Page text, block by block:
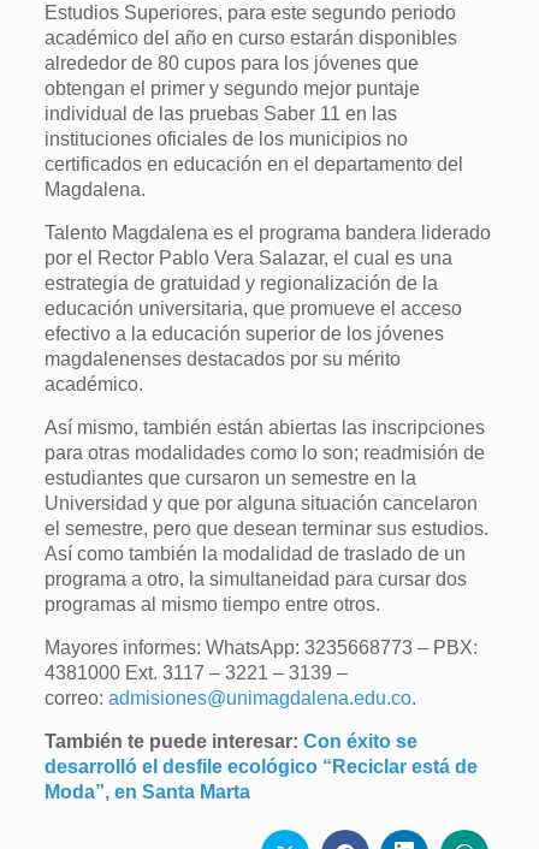
Estudios Superiores, para este segundo periodo
académico del año en curso estarán disponibles
alrededor de 80 cupos para los jóvenes que
obtengan el primer y segundo mejor puntaje
individual de las pruebas Saber 11 en las
instituciones oficiales de los municipios no
certificados en educación en el departamento del
Magdalena.
Talento Magdalena es el programa bandera liderado
por el Rector Pablo Vera Salazar, el cual es una
estrategia de gratuidad y regionalización de la
educación universitaria, que promueve el acceso
efectivo a la educación superior de los jóvenes
magdalenenses destacados por su mérito
académico.
Así mismo, también están abiertas las inscripciones
para otras modalidades como lo son; readmisión de
estudiantes que cursaron un semestre en la
Universidad y que por alguna situación cancelaron
el semestre, pero que desean terminar sus estudios.
Así como también la modalidad de traslado de un
programa a otro, la simultaneidad para cursar dos
programas al mismo tiempo entre otros.
Mayores informes: WhatsApp: 3235668773 – PBX:
4381000 Ext. 3117 – 3221 – 3139 –
correo:admisiones@unimagdalena.edu.co.
También te puede interesar:Con éxito se
desarrolló el desfile ecológico “Reciclar está de
Moda”, en Santa Marta